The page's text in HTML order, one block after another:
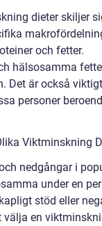
dieter skiljer
och fetter.
hälsosamma
Det är också
personer
Viktminskning
nedgångar i
under en
stöd eller
en